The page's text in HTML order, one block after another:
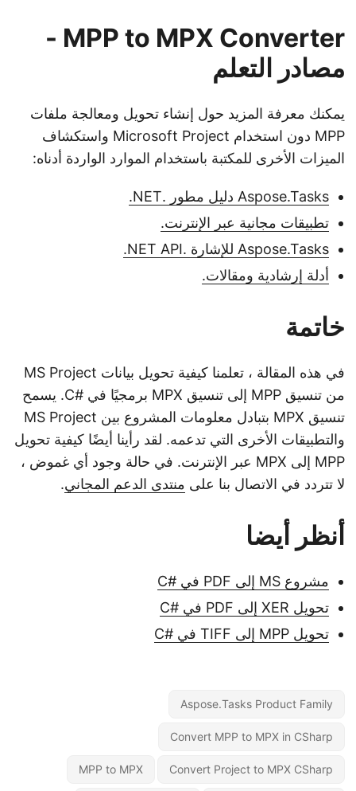
MPP to MPX Converter -
مصادر التعلم
يمكنك معرفة المزيد حول إنشاء تحويل ومعالجة ملفات
MPP دون استخدام Microsoft Project واستكشاف
الميزات الأخرى للمكتبة باستخدام الموارد الواردة أدناه:
Aspose.Tasks دليل مطور .NET.
تطبيقات مجانية عبر الإنترنت.
Aspose.Tasks للإشارة .NET API.
أدلة إرشادية ومقالات.
خاتمة
في هذه المقالة ، تعلمنا كيفية تحويل بيانات MS Project
من تنسيق MPP إلى تنسيق MPX برمجيًا في #C. يسمح
تنسيق MPX بتبادل معلومات المشروع بين MS Project
والتطبيقات الأخرى التي تدعمه. لقد رأينا أيضًا كيفية تحويل
MPP إلى MPX عبر الإنترنت. في حالة وجود أي غموض ،
لا تتردد في الاتصال بنا على منتدى الدعم المجاني.
أنظر أيضا
مشروع MS إلى PDF في #C
تحويل XER إلى PDF في #C
تحويل MPP إلى TIFF في #C
Aspose.Tasks Product Family
Convert MPP to MPX in CSharp
Convert Project to MPX CSharp
MPP to MPX